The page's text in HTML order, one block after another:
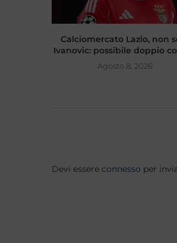
Calciomercato Lazio, non
Ivanovic: possibile doppio
Agosto 8, 2026
Devi essere connesso per